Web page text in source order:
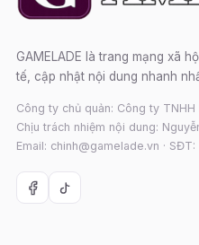
GAMELADE là trang mạng xã
tế, cập nhật nội dung nhanh
Công ty chủ quản: Công ty
Chịu trách nhiệm nội dung:
Email: chinh@gamelade.vn ·